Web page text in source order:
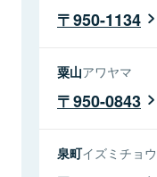
950-1134
粟山アワヤマ
950-0843
泉町イズミチョウ